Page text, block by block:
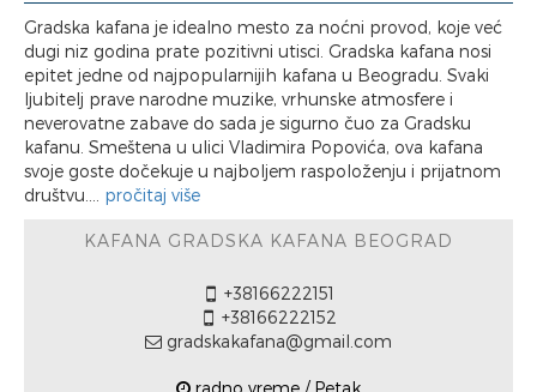
Gradska kafana je idealno mesto za noćni provod, koje već
dugi niz godina prate pozitivni utisci. Gradska kafana nosi
epitet jedne od najpopularnijih kafana u Beogradu. Svaki
ljubitelj prave narodne muzike, vrhunske atmosfere i
neverovatne zabave do sada je sigurno čuo za Gradsku
kafanu. Smeštena u ulici Vladimira Popovića, ova kafana
svoje goste dočekuje u najboljem raspoloženju i prijatnom
društvu.... pročitaj više
KAFANA GRADSKA KAFANA BEOGRAD
+38166222151
+38166222152
gradskakafana@gmail.com
radno vreme / Petak